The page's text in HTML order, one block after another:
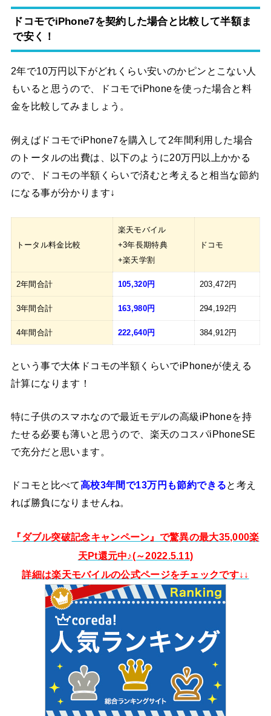
ドコモでiPhone7を契約した場合と比較して半額ま
で安く！
2年で10万円以下がどれくらい安いのかピンとこない人
もいると思うので、ドコモでiPhoneを使った場合と料
金を比較してみましょう。
例えばドコモでiPhone7を購入して2年間利用した場合
のトータルの出費は、以下のように20万円以上かかる
ので、ドコモの半額くらいで済むと考えると相当な節約
になる事が分かります↓
トータル料金比較
楽天モバイル
+3年長期特典
+楽天学割
ドコモ
2年間合計 105,320円 203,472円
3年間合計 163,980円 294,192円
4年間合計 222,640円 384,912円
という事で大体ドコモの半額くらいでiPhoneが使える
計算になります！
特に子供のスマホなので最近モデルの高級iPhoneを持
たせる必要も薄いと思うので、楽天のコスパiPhoneSE
で充分だと思います。
ドコモと比べて高校3年間で13万円も節約できると考え
れば勝負になりませんね。
『ダブル突破記念キャンペーン』で驚異の最大35,000楽
天Pt還元中♪(～2022.5.11)
詳細は楽天モバイルの公式ページをチェックです↓↓